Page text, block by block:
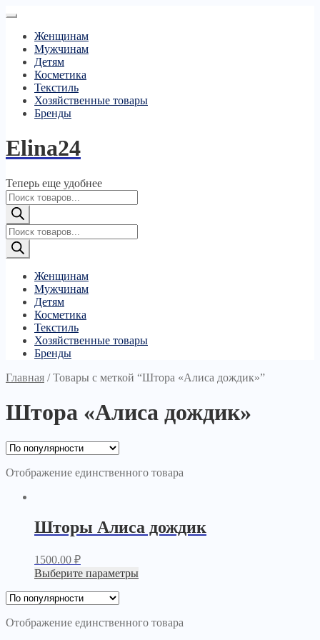
Женщинам
Мужчинам
Детям
Косметика
Текстиль
Хозяйственные товары
Бренды
Elina24
Теперь еще удобнее
Поиск
товаров
Поиск
товаров
Женщинам
Мужчинам
Детям
Косметика
Текстиль
Хозяйственные товары
Бренды
Главная /Товары с меткой “Штора «Алиса дождик»”
Штора «Алиса дождик»
Отображение единственного товара
Шторы Алиса дождик
1500.00 ₽
Выберите параметры
Отображение единственного товара